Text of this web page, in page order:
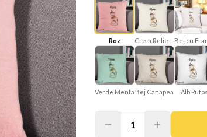
Roz
Verde Menta Bej Canapea Alb Pufos
1